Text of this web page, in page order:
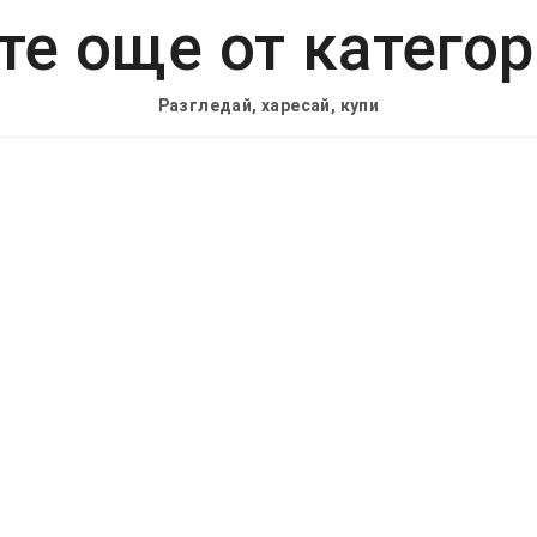
още от
Разгледай, харесай, купи